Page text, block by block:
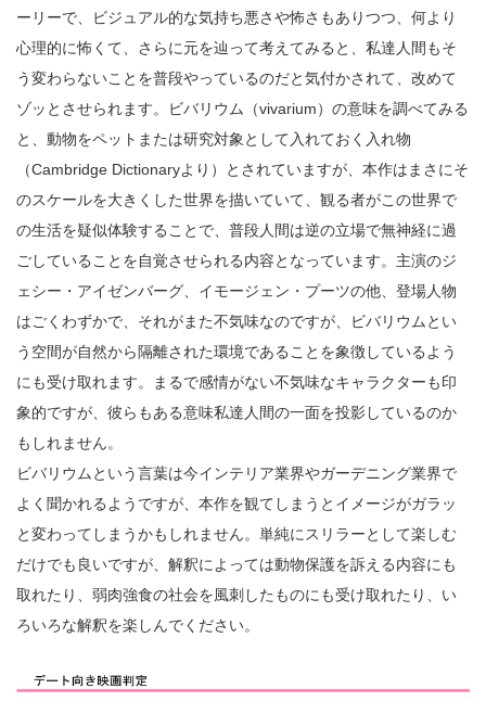
ーリーで、ビジュアル的な気持ち悪さや怖さもありつつ、何より
心理的に怖くて、さらに元を辿って考えてみると、私達人間もそ
う変わらないことを普段やっているのだと気付かされて、改めて
ゾッとさせられます。ビバリウム（vivarium）の意味を調べてみる
と、動物をペットまたは研究対象として入れておく入れ物
（Cambridge Dictionaryより）とされていますが、本作はまさにそ
のスケールを大きくした世界を描いていて、観る者がこの世界で
の生活を疑似体験することで、普段人間は逆の立場で無神経に過
ごしていることを自覚させられる内容となっています。主演のジ
ェシー・アイゼンバーグ、イモージェン・プーツの他、登場人物
はごくわずかで、それがまた不気味なのですが、ビバリウムとい
う空間が自然から隔離された環境であることを象徴しているよう
にも受け取れます。まるで感情がない不気味なキャラクターも印
象的ですが、彼らもある意味私達人間の一面を投影しているのか
もしれません。
ビバリウムという言葉は今インテリア業界やガーデニング業界で
よく聞かれるようですが、本作を観てしまうとイメージがガラッ
と変わってしまうかもしれません。単純にスリラーとして楽しむ
だけでも良いですが、解釈によっては動物保護を訴える内容にも
取れたり、弱肉強食の社会を風刺したものにも受け取れたり、い
ろいろな解釈を楽しんでください。